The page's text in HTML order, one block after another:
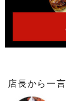
店長から一言